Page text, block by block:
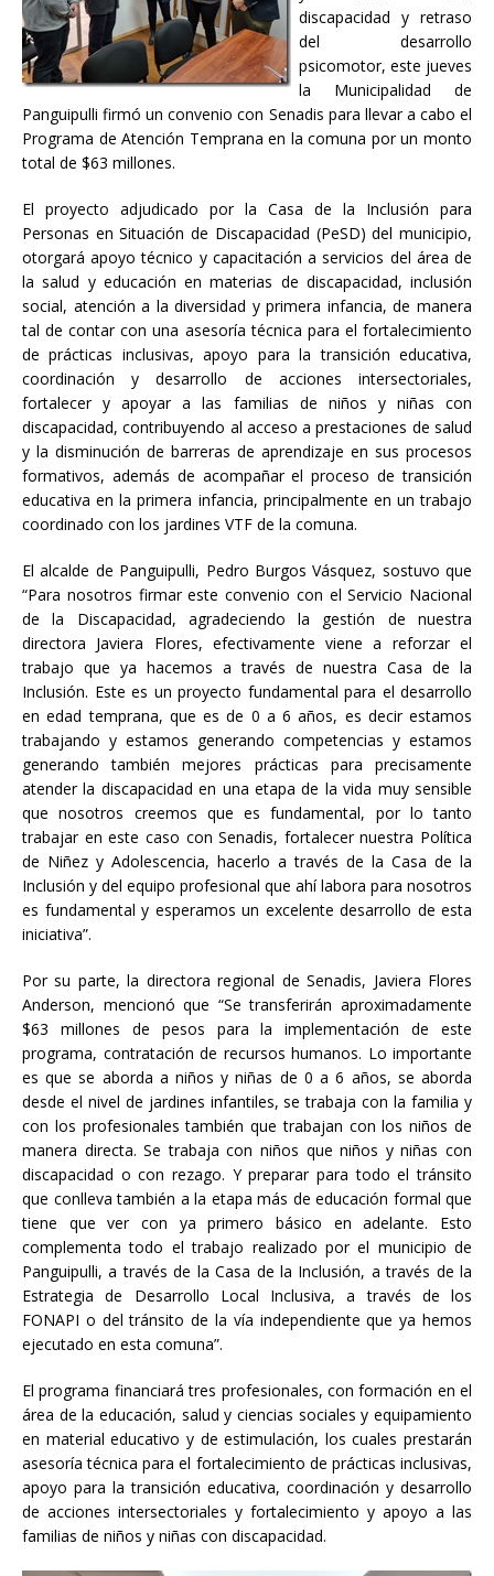
discapacidad y retraso
del desarrollo
psicomotor, este jueves
la Municipalidad de
Panguipulli firmó un convenio con Senadis para llevar a cabo el
Programa de Atención Temprana en la comuna por un monto
total de $63 millones.
El proyecto adjudicado por la Casa de la Inclusión para
Personas en Situación de Discapacidad (PeSD) del municipio,
otorgará apoyo técnico y capacitación a servicios del área de
la salud y educación en materias de discapacidad, inclusión
social, atención a la diversidad y primera infancia, de manera
tal de contar con una asesoría técnica para el fortalecimiento
de prácticas inclusivas, apoyo para la transición educativa,
coordinación y desarrollo de acciones intersectoriales,
fortalecer y apoyar a las familias de niños y niñas con
discapacidad, contribuyendo al acceso a prestaciones de salud
y la disminución de barreras de aprendizaje en sus procesos
formativos, además de acompañar el proceso de transición
educativa en la primera infancia, principalmente en un trabajo
coordinado con los jardines VTF de la comuna.
El alcalde de Panguipulli, Pedro Burgos Vásquez, sostuvo que
“Para nosotros firmar este convenio con el Servicio Nacional
de la Discapacidad, agradeciendo la gestión de nuestra
directora Javiera Flores, efectivamente viene a reforzar el
trabajo que ya hacemos a través de nuestra Casa de la
Inclusión. Este es un proyecto fundamental para el desarrollo
en edad temprana, que es de 0 a 6 años, es decir estamos
trabajando y estamos generando competencias y estamos
generando también mejores prácticas para precisamente
atender la discapacidad en una etapa de la vida muy sensible
que nosotros creemos que es fundamental, por lo tanto
trabajar en este caso con Senadis, fortalecer nuestra Política
de Niñez y Adolescencia, hacerlo a través de la Casa de la
Inclusión y del equipo profesional que ahí labora para nosotros
es fundamental y esperamos un excelente desarrollo de esta
iniciativa”.
Por su parte, la directora regional de Senadis, Javiera Flores
Anderson, mencionó que “Se transferirán aproximadamente
$63 millones de pesos para la implementación de este
programa, contratación de recursos humanos. Lo importante
es que se aborda a niños y niñas de 0 a 6 años, se aborda
desde el nivel de jardines infantiles, se trabaja con la familia y
con los profesionales también que trabajan con los niños de
manera directa. Se trabaja con niños que niños y niñas con
discapacidad o con rezago. Y preparar para todo el tránsito
que conlleva también a la etapa más de educación formal que
tiene que ver con ya primero básico en adelante. Esto
complementa todo el trabajo realizado por el municipio de
Panguipulli, a través de la Casa de la Inclusión, a través de la
Estrategia de Desarrollo Local Inclusiva, a través de los
FONAPI o del tránsito de la vía independiente que ya hemos
ejecutado en esta comuna”.
El programa financiará tres profesionales, con formación en el
área de la educación, salud y ciencias sociales y equipamiento
en material educativo y de estimulación, los cuales prestarán
asesoría técnica para el fortalecimiento de prácticas inclusivas,
apoyo para la transición educativa, coordinación y desarrollo
de acciones intersectoriales y fortalecimiento y apoyo a las
familias de niños y niñas con discapacidad.